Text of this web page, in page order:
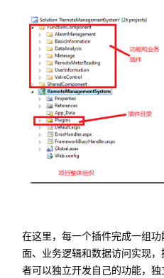
在这里，每一个插件完成一组
面、业务逻辑和数据访问实现
者可以独立开发自己的功能，